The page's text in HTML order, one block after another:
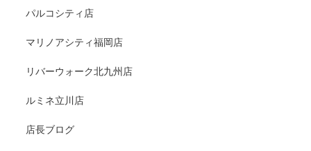
パルコシティ店
マリノアシティ福岡店
リバーウォーク北九州店
ルミネ立川店
店長ブログ